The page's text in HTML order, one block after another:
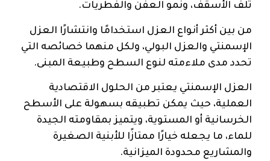
تلف الأسقف، ونمو العفن والفطريات.
من بين أكثر أنواع العزل استخدامًا وانتشارًا العزل
الإسمنتي والعزل البولي، ولكل منهما خصائصه التي
تحدد مدى ملاءمته لنوع السطح وطبيعة المبنى.
العزل الإسمنتي يعتبر من الحلول الاقتصادية
العملية، حيث يمكن تطبيقه بسهولة على الأسطح
الخرسانية أو المستوية، ويتميز بمقاومته الجيدة
للماء، ما يجعله خيارًا ممتازًا للأبنية الصغيرة
والمشاريع محدودة الميزانية.